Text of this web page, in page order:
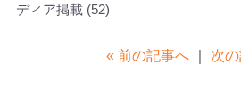
ディア掲載 (52)
« 前の記事へ 次